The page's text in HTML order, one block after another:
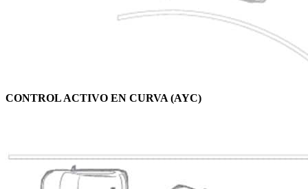
CONTROL ACTIVO EN CURVA (AYC)